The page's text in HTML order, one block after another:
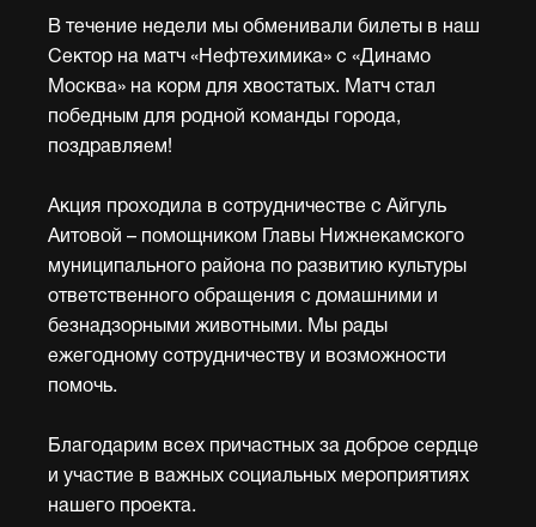
В течение недели мы обменивали билеты в наш
Сектор на матч «Нефтехимика» с «Динамо
Москва» на корм для хвостатых. Матч стал
победным для родной команды города,
поздравляем!
Акция проходила в сотрудничестве с Айгуль
Аитовой – помощником Главы Нижнекамского
муниципального района по развитию культуры
ответственного обращения с домашними и
безнадзорными животными. Мы рады
ежегодному сотрудничеству и возможности
помочь.
Благодарим всех причастных за доброе сердце
и участие в важных социальных мероприятиях
нашего проекта.